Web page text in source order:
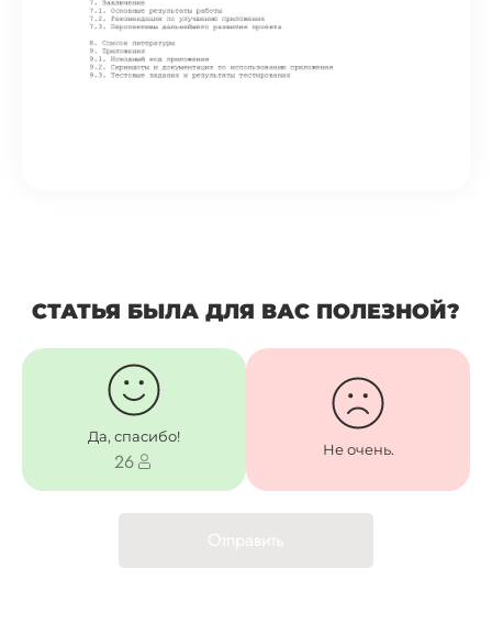
СТАТЬЯ БЫЛА ДЛЯ ВАС ПОЛЕЗНОЙ?
Да, спасибо!
26 Не очень.
Отправить